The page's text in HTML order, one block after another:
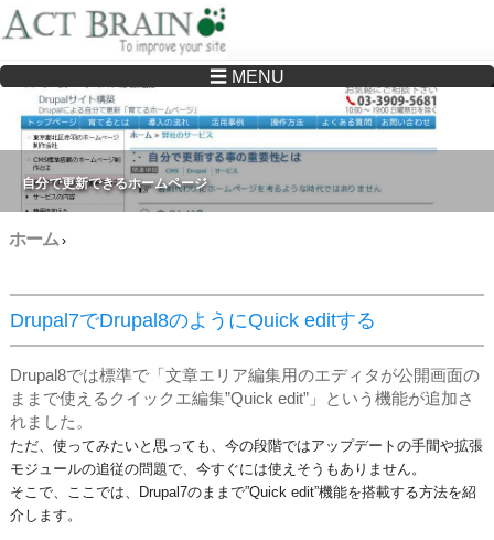
Drupalサイトの制作・保守をどこに頼んでいいか分からない方へ…まずはご相談く
ださい
☰ MENU
自分で更新できるホームページ
ホーム›
Drupal7でDrupal8のようにQuick editする
Drupal8では標準で「文章エリア編集用のエディタが公開画面の
ままで使えるクイックエ編集”Quick edit”」という機能が追加さ
れました。
ただ、使ってみたいと思っても、今の段階ではアップデートの手間や拡張
モジュールの追従の問題で、今すぐには使えそうもありません。
そこで、ここでは、Drupal7のままで”Quick edit”機能を搭載する方法を紹
介します。